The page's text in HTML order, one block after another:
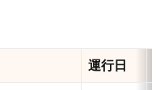
運行日